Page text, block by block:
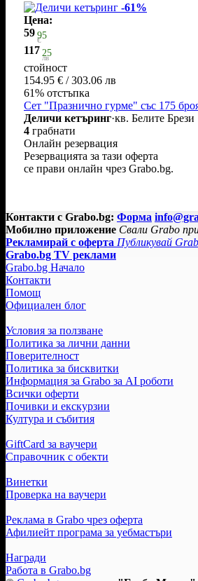
-61%
Цена:
59 95
€
117 25
лв
стойност
154.95 € / 303.06 лв
61% отстъпка
Сет "Празнично гурме" със 175
Деличи кетъринг·кв. Белите Брези
4 грабнати
Онлайн резервация
Резервацията за тази оферта
се прави онлайн чрез Grabo.bg.
Контакти с Grabo.bg: Форма
Мобилно приложение Свали Grabo
Рекламирай с оферта Публикувай
Grabo.bg TV реклами
Grabo.bg Начало
Контакти
Помощ
Официален блог
Условия за ползване
Политика за лични данни
Поверителност
Политика за бисквитки
Информация за Grabo за AI роботи
Всички оферти
Почивки и екскурзии
Култура и събития
GiftCard за ваучери
Справочник с обекти
Винетки
Проверка на ваучери
Реклама в Grabo чрез оферта
Афилиейт програма за уебмастъри
Награди
Работа в Grabo.bg